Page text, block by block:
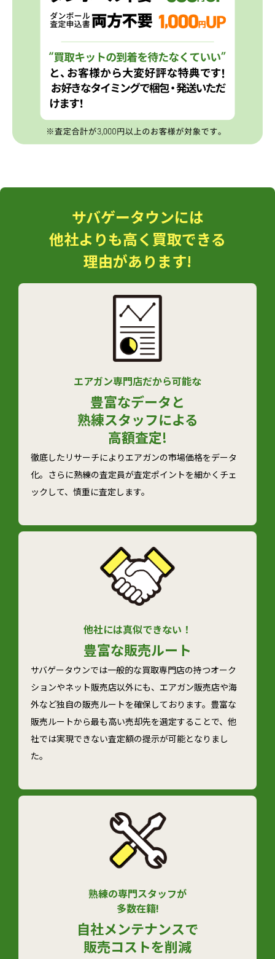
サバゲータウンには
他社よりも高く買取できる
理由があります!
エアガン専門店だから可能な
豊富なデータと
熟練スタッフによる
高額査定!
徹底したリサーチによりエアガンの市場価格をデータ
化。さらに熟練の査定員が査定ポイントを細かくチェ
ックして、慎重に査定します。
他社には真似できない！
豊富な販売ルート
サバゲータウンでは一般的な買取専門店の持つオーク
ションやネット販売店以外にも、エアガン販売店や海
外など独自の販売ルートを確保しております。豊富な
販売ルートから最も高い売却先を選定することで、他
社では実現できない査定額の提示が可能となりまし
た。
熟練の専門スタッフが
多数在籍!
自社メンテナンスで
販売コストを削減